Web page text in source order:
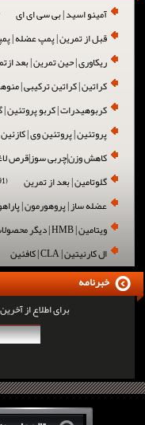
آمینو اسید | بی سی ای ای
قبل از تمرین | پمپ عضله |
ریکاوری | حین تمرین | بعد
کراتین | کراتین ترکیبی |
کربوهیدرات | کربو پروتئین |
پروتئین | پروتئین وی | کازئین
کاهش وزن|چربی سوز|قرص
گلوتامین | بعد از تمرین (91)
عضله ساز | پروهورمون |
ویتامین | HMB | دیگر محصولات
ال کارنیتین | CLA | کافئین
برای اطلاع از
خبرنامه